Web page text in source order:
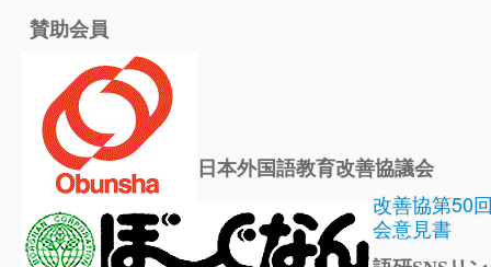
賛助会員
日本外国語教育改善協議会
改善協第50
会意見書